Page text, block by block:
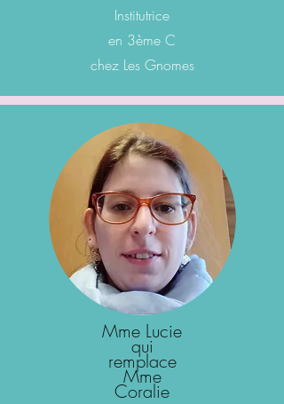
Institutrice
en 3ème C
chez Les Gnomes
Mme Lucie
qui
remplace
Mme
Coralie